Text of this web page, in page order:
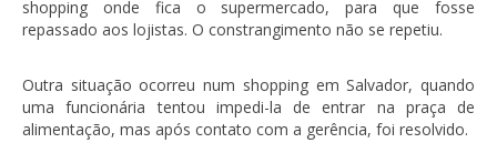
shopping onde fica o supermercado, para que fosse
repassado aos lojistas. O constrangimento não se repetiu.
Outra situação ocorreu num shopping em Salvador, quando
uma funcionária tentou impedi-la de entrar na praça de
alimentação, mas após contato com a gerência, foi resolvido.